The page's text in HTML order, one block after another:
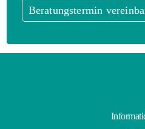
Beratungstermin